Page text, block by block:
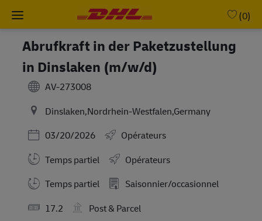
(0)
Abrufkraft in der Paketzustellung
in Dinslaken (m/w/d)
AV-273008
Dinslaken,Nordrhein-Westfalen,Germany
Posted Date
03/20/2026
Opérateurs
Temps partiel
Opérateurs
Working Hours
Temps partiel
Saisonnier/occasionnel
17.2
Post & Parcel